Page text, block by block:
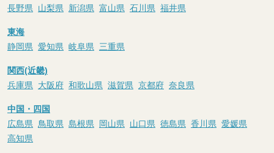
長野県 山梨県 新潟県 富山県 石川県 福井県
東海
静岡県 愛知県 岐阜県 三重県
関西(近畿)
兵庫県 大阪府 和歌山県 滋賀県 京都府 奈良県
中国・四国
広島県 鳥取県 島根県 岡山県 山口県 徳島県 香川県 愛媛県
高知県